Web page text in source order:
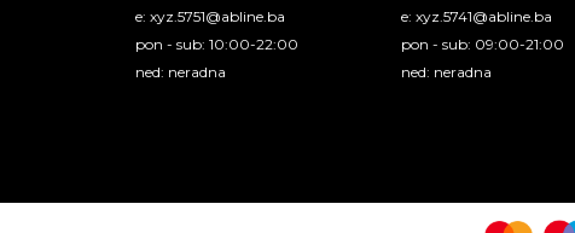
e: xyz.5751@abline.ba
pon - sub: 10:00-22:00
ned: neradna
e:xyz.5741@abline.ba
pon - sub: 09:00-21:00
ned: neradna